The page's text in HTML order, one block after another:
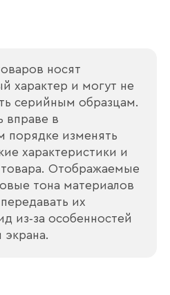
носят
характер и могут не
серийным образцам.
вправе в
порядке изменять
характеристики и
Отображаемые
тона материалов
их
из‑за особенностей
экрана.логотип
компании